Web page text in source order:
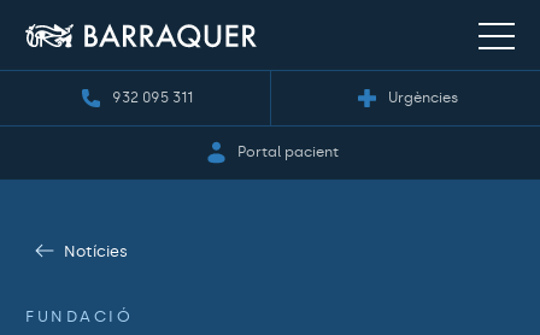
932 095 311 Urgències
Portal pacient
Notícies
FUNDACIÓ